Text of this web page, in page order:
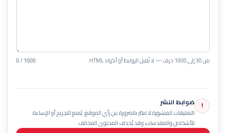
من 30 إلى 1000 حرف — لا تُقبل الروابط أو أكواد HTML. 0 / 1000
! ضوابط النشر
التعليقات المنشورة لا تعبّر بالضرورة عن رأي الموقع. يُمنع التجريح أو الإساءة
للأشخاص والمقدسات، وقد يُحذف المحتوى المخالف.